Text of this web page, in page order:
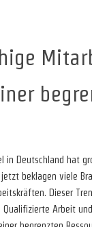
in Deutschland hat
beklagen viele
Dieser
Arbeit